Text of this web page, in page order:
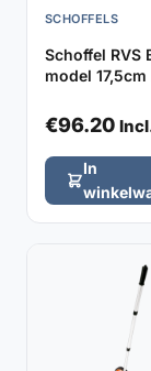
SCHOFFELS
Schoffel RVS
model
€96.20
In